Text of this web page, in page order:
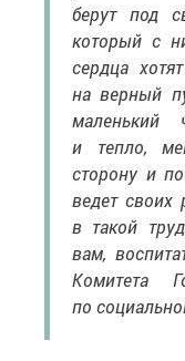
берут под
который с
сердца
на верный
маленький
и тепло,
сторону и
ведет своих
в такой
вам,
Комитета
по